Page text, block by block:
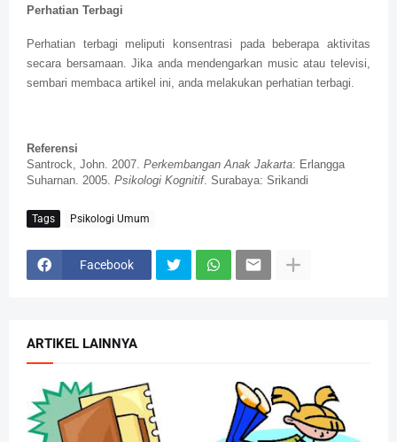
Perhatian Terbagi
Perhatian terbagi meliputi konsentrasi pada beberapa aktivitas
secara bersamaan. Jika anda mendengarkan music atau televisi,
sembari membaca artikel ini, anda melakukan perhatian terbagi.
Referensi
Santrock, John. 2007. Perkembangan Anak Jakarta: Erlangga
Suharnan. 2005. Psikologi Kognitif. Surabaya: Srikandi
Tags Psikologi Umum
Facebook
ARTIKEL LAINNYA